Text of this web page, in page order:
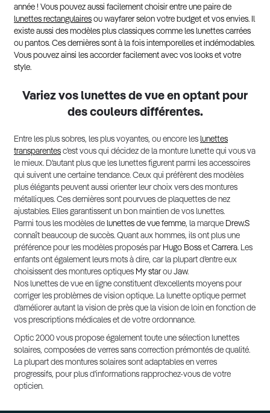
année ! Vous pouvez aussi facilement choisir entre une paire de
lunettes rectangulaires ou wayfarer selon votre budget et vos envies. Il
existe aussi des modèles plus classiques comme les lunettes carrées
ou pantos. Ces dernières sont à la fois intemporelles et indémodables.
Vous pouvez ainsi les accorder facilement avec vos looks et votre
style.
Variez vos lunettes de vue en optant pour
des couleurs différentes.
Entre les plus sobres, les plus voyantes, ou encore les lunettes
transparentes c’est vous qui décidez de la monture lunette qui vous va
le mieux. D’autant plus que les lunettes figurent parmi les accessoires
qui suivent une certaine tendance. Ceux qui préfèrent des modèles
plus élégants peuvent aussi orienter leur choix vers des montures
métalliques. Ces dernières sont pourvues de plaquettes de nez
ajustables. Elles garantissent un bon maintien de vos lunettes.
Parmi tous les modèles de lunettes de vue femme, la marque Drew.S
connaît beaucoup de succès. Quant aux hommes, ils ont plus une
préférence pour les modèles proposés par Hugo Boss et Carrera. Les
enfants ont également leurs mots à dire, car la plupart d’entre eux
choisissent des montures optiques My starou Jaw.
Nos lunettes de vue en ligne constituent d’excellents moyens pour
corriger les problèmes de vision optique. La lunette optique permet
d’améliorer autant la vision de près que la vision de loin en fonction de
vos prescriptions médicales et de votre ordonnance.
Optic 2000 vous propose également toute une sélection lunettes
solaires, composées de verres sans correction prémontés de qualité.
La plupart des montures solaires sont adaptables en verres
progressifs, pour plus d'informations rapprochez-vous de votre
opticien.